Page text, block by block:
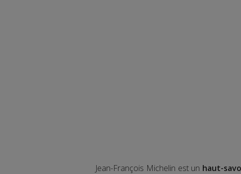
Jean-François Michelin est un haut-